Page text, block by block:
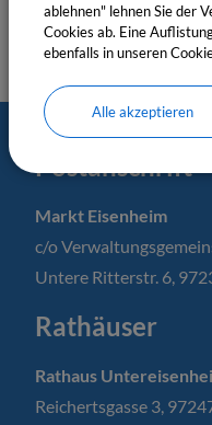
Postanschrift
Markt Eisenheim
c/o
Untere Ritterstr. 6,
Rathäuser
Rathaus
Reichertsgasse 3,
ablehnen" lehnen Sie der
Cookies ab. Eine
ebenfalls in unseren
Alle akzeptieren